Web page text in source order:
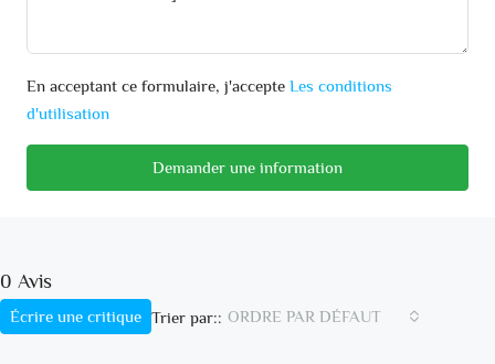
En acceptant ce formulaire, j'accepte Les conditions
d'utilisation
Demander une information
0 Avis
Trier par:: ORDRE PAR DÉFAUT
Écrire une critique